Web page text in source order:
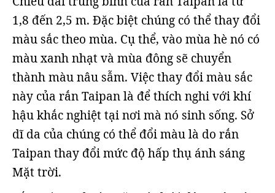
1,8 đến 2,5 m. Đặc biệt chúng có thể thay đổi
màu sắc theo mùa. Cụ thể, vào mùa hè nó có
màu xanh nhạt và mùa đông sẽ chuyển
thành màu nâu sẫm. Việc thay đổi màu sắc
này của rắn Taipan là để thích nghi với khí
hậu khắc nghiệt tại nơi mà nó sinh sống. Sở
dĩ da của chúng có thể đổi màu là do rắn
Taipan thay đổi mức độ hấp thụ ánh sáng
Mặt trời.